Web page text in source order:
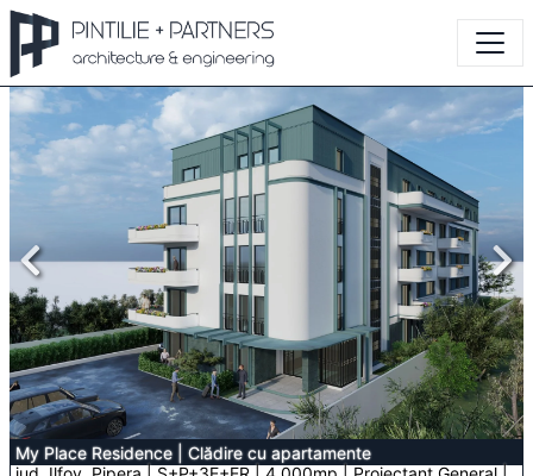
My Place Residence
Clădire cu apartamente